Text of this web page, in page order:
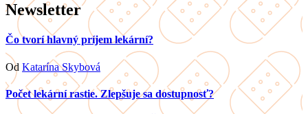
Newsletter
Čo tvorí hlavný príjem lekární?
Od Katarína Skybová
Počet lekární rastie. Zlepšuje sa dostupnosť?